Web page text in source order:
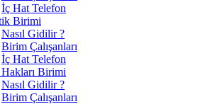
İç Hat Telefon
Birimi
Nasıl Gidilir ?
Birim Çalışanları
İç Hat Telefon
Birimi
Nasıl Gidilir ?
Birim Çalışanları